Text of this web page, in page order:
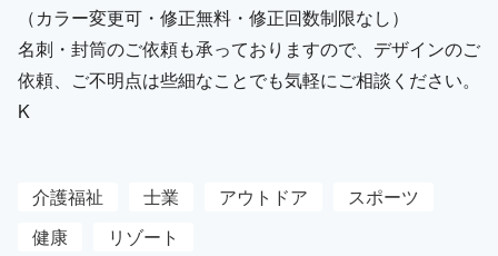
（カラー変更可・修正無料・修正回数制限なし）
名刺・封筒のご依頼も承っておりますので、デザインのご
依頼、ご不明点は些細なことでも気軽にご相談ください。
K
介護福祉 士業 アウトドア
スポーツ
健康
リゾート